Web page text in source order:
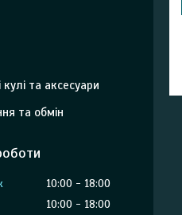
кулі та аксесуари
та обмін
10:00
18:00
10:00
18:00